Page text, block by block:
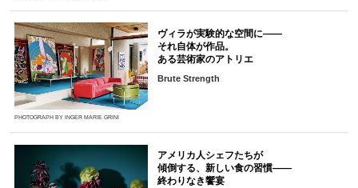
PHOTOGRAPH BY INGER MARIE GRINI
ヴィラが実験的な空間に――
それ自体が作品。
ある芸術家のアトリエ
Brute Strength
アメリカ人シェフたちが
傾倒する、新しい食の習慣――
終わりなき饗宴